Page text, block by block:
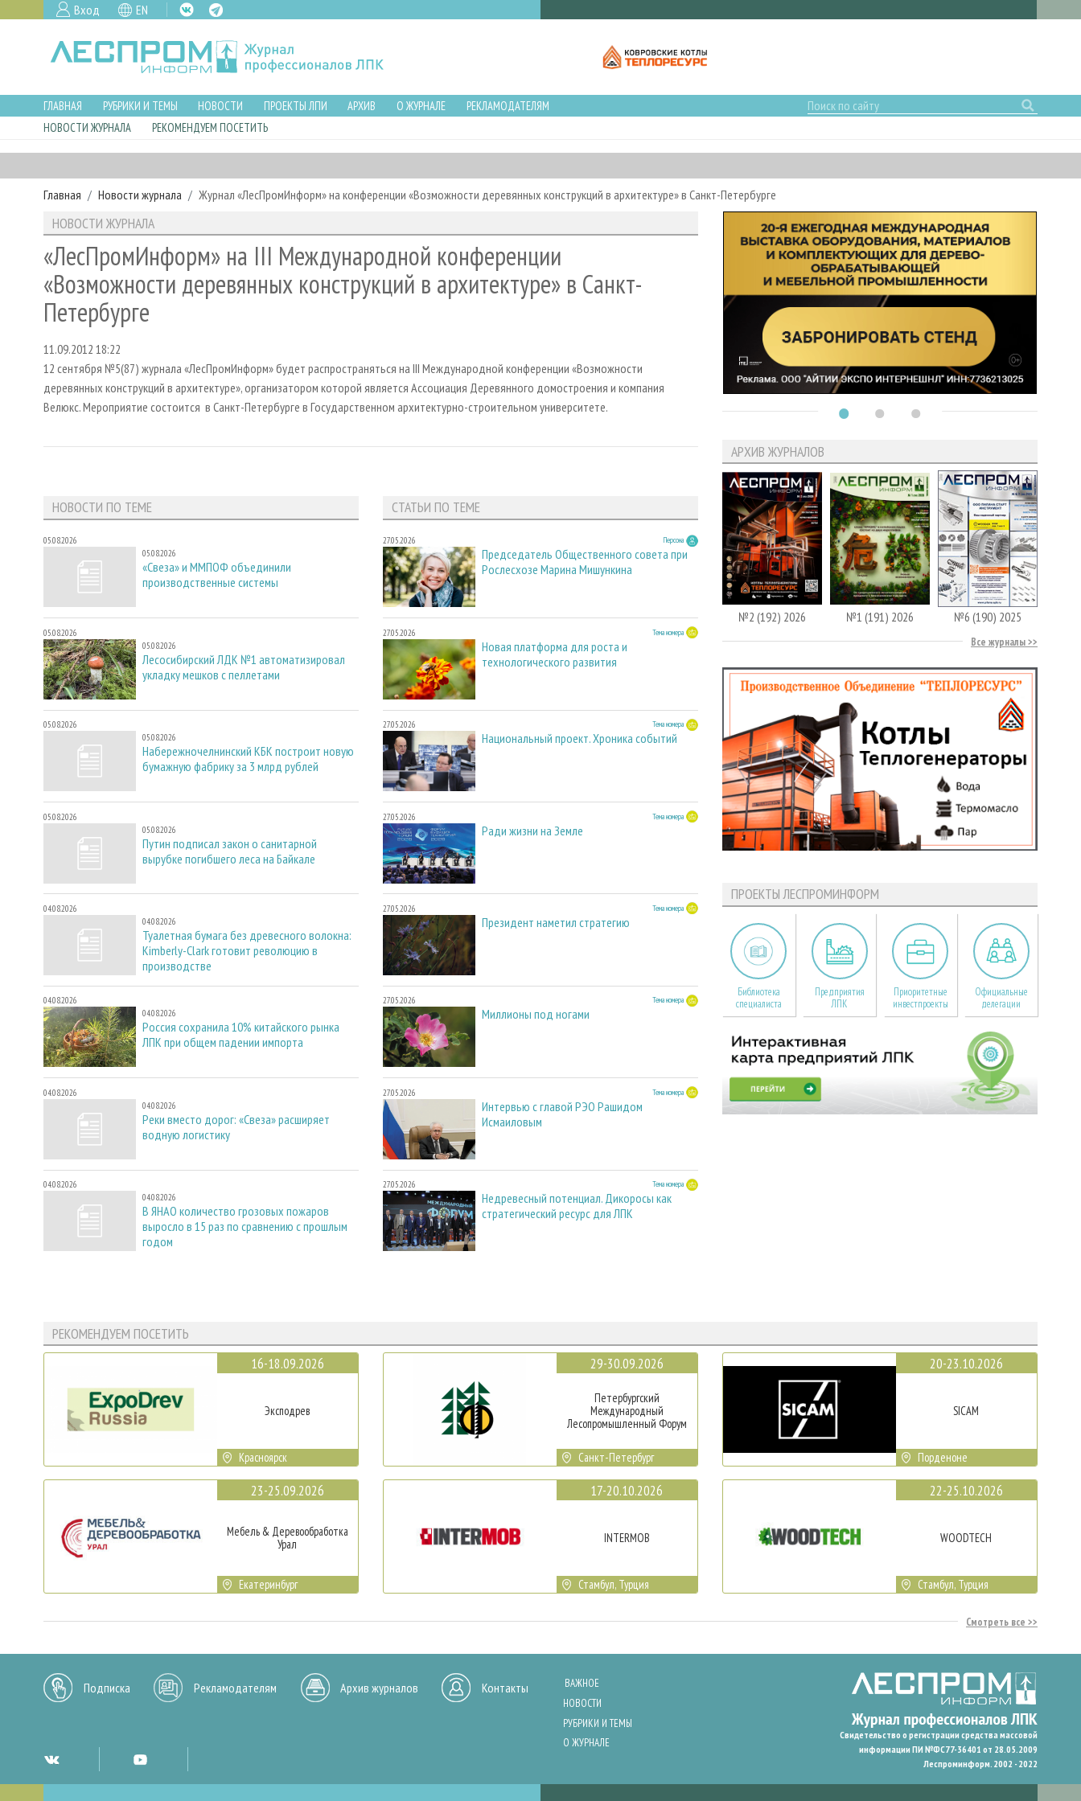
Вход EN
ГЛАВНАЯ РУБРИКИ И ТЕМЫ НОВОСТИ ПРОЕКТЫ ЛПИ АРХИВ О ЖУРНАЛЕ
РЕКЛАМОДАТЕЛЯМ
НОВОСТИ ЖУРНАЛА
РЕКОМЕНДУЕМ ПОСЕТИТЬ
Главная Новости журнала Журнал «ЛесПромИнформ» на конференции «Возможности деревянных конструкций в архитектуре» в Санкт-Петербурге
НОВОСТИ ЖУРНАЛА
«ЛесПромИнформ» на III Международной конференции
«Возможности деревянных конструкций в архитектуре» в Санкт-
Петербурге
11.09.2012 18:22
12 сентября №5(87) журнала «ЛесПромИнформ» будет распространяться на III Международной конференции «Возможности
деревянных конструкций в архитектуре», организатором которой является Ассоциация Деревянного домостроения и компания
Велюкс. Мероприятие состоится в Санкт-Петербурге в Государственном архитектурно-строительном университете.
НОВОСТИ ПО ТЕМЕ
05.08.2026
05.08.2026
«Свеза» и ММПОФ объединили
производственные системы
05.08.2026
05.08.2026
Лесосибирский ЛДК №1 автоматизировал
укладку мешков с пеллетами
05.08.2026
05.08.2026
Набережночелнинский КБК построит новую
бумажную фабрику за 3 млрд рублей
05.08.2026
05.08.2026
Путин подписал закон о санитарной
вырубке погибшего леса на Байкале
04.08.2026
04.08.2026
Туалетная бумага без древесного волокна:
Kimberly-Clark готовит революцию в
производстве
04.08.2026
04.08.2026
Россия сохранила 10% китайского рынка
ЛПК при общем падении импорта
04.08.2026
04.08.2026
Реки вместо дорог: «Свеза» расширяет
водную логистику
04.08.2026
04.08.2026
В ЯНАО количество грозовых пожаров
выросло в 15 раз по сравнению с прошлым
годом
СТАТЬИ ПО ТЕМЕ
27.05.2026 Персона
Председатель Общественного совета при
Рослесхозе Марина Мишункина
27.05.2026 Тема номера
Новая платформа для роста и
технологического развития
27.05.2026 Тема номера
Национальный проект. Хроника событий
27.05.2026 Тема номера
Ради жизни на Земле
27.05.2026 Тема номера
Президент наметил стратегию
27.05.2026 Тема номера
Миллионы под ногами
27.05.2026 Тема номера
Интервью с главой РЭО Рашидом
Исмаиловым
27.05.2026 Тема номера
Недревесный потенциал. Дикоросы как
стратегический ресурс для ЛПК
АРХИВ ЖУРНАЛОВ
№2 (192) 2026 №1 (191) 2026 №6 (190) 2025
Все журналы
ПРОЕКТЫ ЛЕСПРОМИНФОРМ
Библиотека
специалиста
Предприятия
ЛПК
Приоритетные
инвестпроекты
Официальные
делегации
РЕКОМЕНДУЕМ ПОСЕТИТЬ
16-18.09.2026
Эксподрев
Красноярск
23-25.09.2026
Мебель & Деревообработка
Урал
Екатеринбург
29-30.09.2026
Петербургский
Международный
Лесопромышленный Форум
Санкт-Петербург
17-20.10.2026
INTERMOB
Стамбул, Турция
20-23.10.2026
SICAM
Порденоне
22-25.10.2026
WOODTECH
Стамбул, Турция
Смотреть все
Подписка Рекламодателям Архив журналов Контакты
ВАЖНОЕ
НОВОСТИ
РУБРИКИ И ТЕМЫ
О ЖУРНАЛЕ
Свидетельство о регистрации средства массовой
информации ПИ №ФС77-36401 от 28.05.2009
Леспроминформ. 2002 - 2022